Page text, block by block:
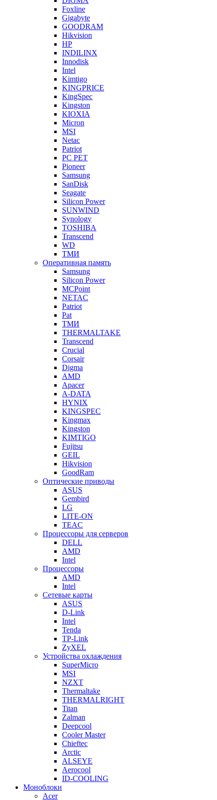
Foxline
Gigabyte
GOODRAM
Hikvision
HP
INDILINX
Innodisk
Intel
Kimtigo
KINGPRICE
KingSpec
Kingston
KIOXIA
Micron
MSI
Netac
Patriot
PC PET
Pioneer
Samsung
SanDisk
Seagate
Silicon Power
SUNWIND
Synology
TOSHIBA
Transcend
WD
ТМИ
Оперативная память
Samsung
Silicon Power
MCPoint
NETAC
Patriot
Pat
ТМИ
THERMALTAKE
Transcend
Crucial
Corsair
Digma
AMD
Apacer
A-DATA
HYNIX
KINGSPEC
Kingmax
Kingston
KIMTIGO
Fujitsu
GEIL
Hikvision
GoodRam
Оптические приводы
ASUS
Gembird
LG
LITE-ON
TEAC
Процессоры для серверов
DELL
AMD
Intel
Процессоры
AMD
Intel
Сетевые карты
ASUS
D-Link
Intel
Tenda
TP-Link
ZyXEL
Устройства охлаждения
SuperMicro
MSI
NZXT
Thermaltake
THERMALRIGHT
Titan
Zalman
Deepcool
Cooler Master
Chieftec
Arctic
ALSEYE
Aerocool
ID-COOLING
Моноблоки
Acer